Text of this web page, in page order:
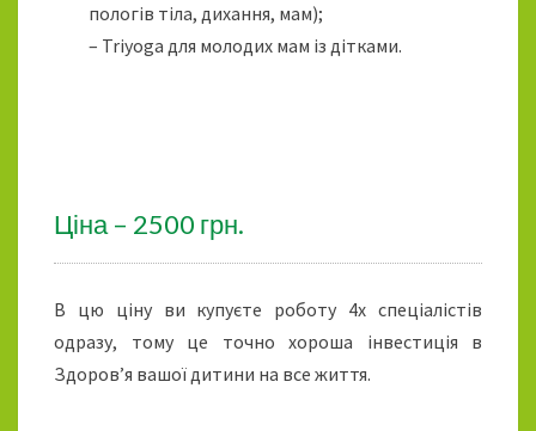
пологів тіла, дихання, мам);
– Triyoga для молодих мам із дітками.
Ціна – 2500 грн.
В цю ціну ви купуєте роботу 4х спеціалістів
одразу, тому це точно хороша інвестиція в
Здоров’я вашої дитини на все життя.